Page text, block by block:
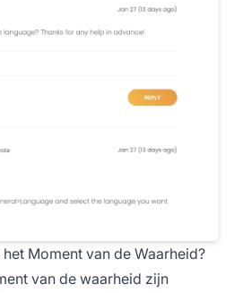
Moment van de Waarheid?
van de waarheid zijn